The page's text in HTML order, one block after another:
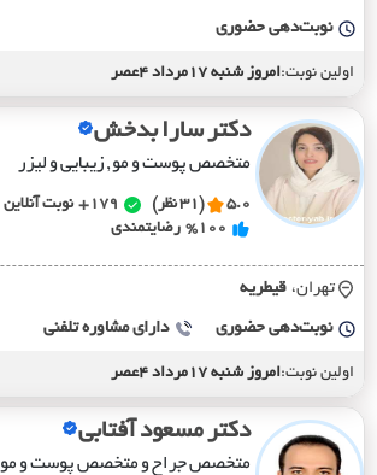
نوبت‌دهی حضوری
اولین نوبت:امروز شنبه 17مرداد 4عصر
دکتر سارا بدخش
متخصص پوست و مو , زیبایی و لیزر
5.0 (31 نظر) 179+
نوبت آنلاین
%100 رضایتمندی
تهران، قيطريه
نوبت‌دهی حضوری دارای مشاوره تلفنی
اولین نوبت:امروز شنبه 17مرداد 4عصر
دکتر مسعود آفتابی
متخصص جراح و متخصص پوست و مو